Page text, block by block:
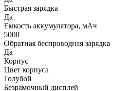
Быстрая зарядка
Да
Емкость аккумулятора, мАч
5000
Обратная беспроводная зарядка
Да
Корпус
Цвет корпуса
Голубой
Безрамочный дисплей